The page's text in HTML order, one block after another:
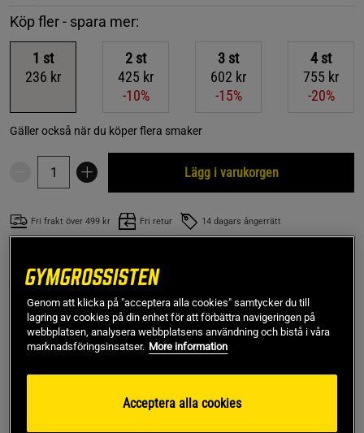
Köp fler - spara mer:
1 st
236 kr
2 st
425 kr
-10%
3 st
602 kr
-15%
4 st
755 kr
-20%
Gäller också när du köper flera smaker
Lägg i varukorgen
Fri frakt över 499 kr Fri retur 14 dagars ångerrätt
framtaget för ditt immunförsvar. Med zink, vitamin C och
lysin.
Genom att klicka på "acceptera alla cookies" samtycker du till
lagring av cookies på din enhet för att förbättra navigeringen på
webbplatsen, analysera webbplatsens användning och bistå i våra
marknadsföringsinsatser. More information
Acceptera alla cookies